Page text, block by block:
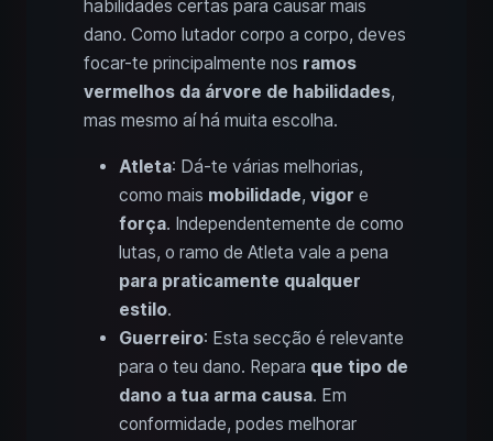
habilidades certas para causar mais
dano. Como lutador corpo a corpo, deves
focar-te principalmente nos ramos
vermelhos da árvore de habilidades,
mas mesmo aí há muita escolha.
Atleta: Dá-te várias melhorias,
como mais mobilidade, vigor e
força. Independentemente de como
lutas, o ramo de Atleta vale a pena
para praticamente qualquer
estilo.
Guerreiro: Esta secção é relevante
para o teu dano. Repara que tipo de
dano a tua arma causa. Em
conformidade, podes melhorar